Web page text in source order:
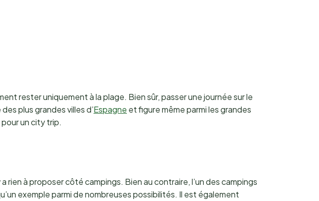
rester uniquement à la plage. Bien sûr, passer une journée sur le
plus grandes villes d’Espagne et figure même parmi les grandes
un city trip.
rien à proposer côté campings. Bien au contraire, l’un des campings
exemple parmi de nombreuses possibilités. Il est également